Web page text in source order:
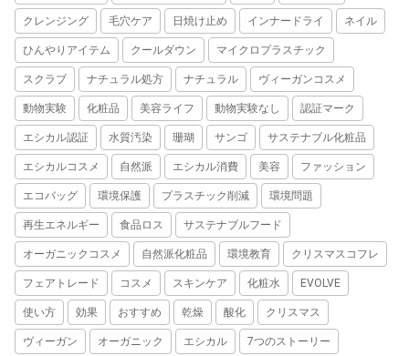
クレンジング 毛穴ケア 日焼け止め インナードライ ネイル
ひんやりアイテム クールダウン マイクロプラスチック
スクラブ ナチュラル処方 ナチュラル ヴィーガンコスメ
動物実験 化粧品 美容ライフ 動物実験なし 認証マーク
エシカル認証 水質汚染 珊瑚 サンゴ サステナブル化粧品
エシカルコスメ 自然派 エシカル消費 美容 ファッション
エコバッグ 環境保護 プラスチック削減 環境問題
再生エネルギー 食品ロス サステナブルフード
オーガニックコスメ 自然派化粧品 環境教育 クリスマスコフレ
フェアトレード コスメ スキンケア 化粧水 EVOLVE
使い方 効果 おすすめ 乾燥 酸化 クリスマス
ヴィーガン オーガニック エシカル 7つのストーリー